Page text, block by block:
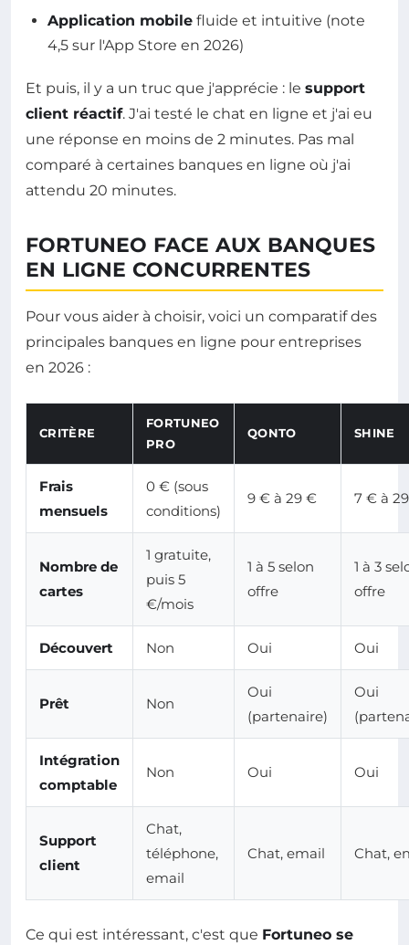
Application mobile fluide et intuitive (note
4,5 sur l'App Store en 2026)
Et puis, il y a un truc que j'apprécie : le support
client réactif. J'ai testé le chat en ligne et j'ai eu
une réponse en moins de 2 minutes. Pas mal
comparé à certaines banques en ligne où j'ai
attendu 20 minutes.
FORTUNEO FACE AUX BANQUES
EN LIGNE CONCURRENTES
Pour vous aider à choisir, voici un comparatif des
principales banques en ligne pour entreprises
en 2026 :
CRITÈRE
FORTUNEO
PRO
QONTO SHINE
Frais
mensuels
0 € (sous
conditions)
9 € à 29 € 7 € à
Nombre de
cartes
1 gratuite,
puis 5
€/mois
1 à 5 selon
offre
1 à 3
offre
Découvert Non Oui Oui
Prêt Non
Oui
(partenaire)
Oui
Intégration
comptable
Non Oui Oui
Support
client
Chat,
téléphone,
email
Chat, email Chat,
Ce qui est intéressant, c'est que Fortuneo se